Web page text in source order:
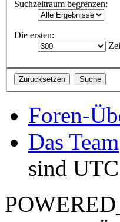
Suchzeitraum begrenzen:
Die ersten:
Foren-
Das Team
sind